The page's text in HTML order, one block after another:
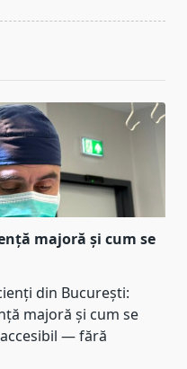
majoră și cum se
din București:
majoră și cum se
— fără